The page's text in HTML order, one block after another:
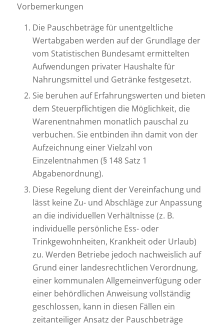
Vorbemerkungen
Die Pauschbeträge für unentgeltliche
Wertabgaben werden auf der Grundlage der
vom Statistischen Bundesamt ermittelten
Aufwendungen privater Haushalte für
Nahrungsmittel und Getränke festgesetzt.
Sie beruhen auf Erfahrungswerten und bieten
dem Steuerpflichtigen die Möglichkeit, die
Warenentnahmen monatlich pauschal zu
verbuchen. Sie entbinden ihn damit von der
Aufzeichnung einer Vielzahl von
Einzelentnahmen (§ 148 Satz 1
Abgabenordnung).
Diese Regelung dient der Vereinfachung und
lässt keine Zu- und Abschläge zur Anpassung
an die individuellen Verhältnisse (z. B.
individuelle persönliche Ess- oder
Trinkgewohnheiten, Krankheit oder Urlaub)
zu. Werden Betriebe jedoch nachweislich auf
Grund einer landesrechtlichen Verordnung,
einer kommunalen Allgemeinverfügung oder
einer behördlichen Anweisung vollständig
geschlossen, kann in diesen Fällen ein
zeitanteiliger Ansatz der Pauschbeträge